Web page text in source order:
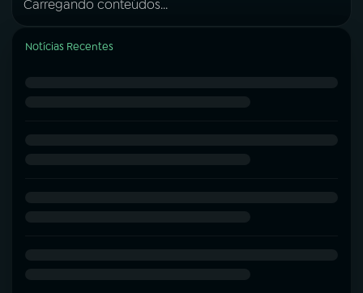
Carregando conteúdos...
Notícias Recentes